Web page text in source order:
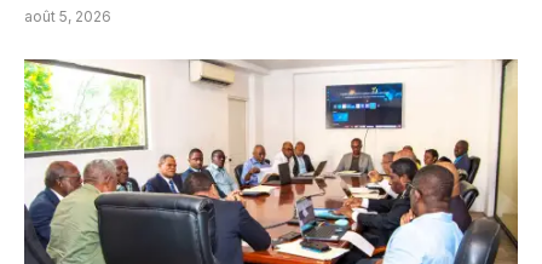
août 5, 2026